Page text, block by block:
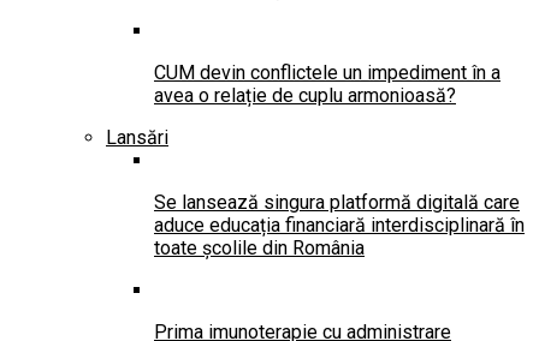
CUM devin conflictele un impediment în a
avea o relație de cuplu armonioasă?
Lansări
Se lansează singura platformă digitală care
aduce educația financiară interdisciplinară în
toate școlile din România
Prima imunoterapie cu administrare